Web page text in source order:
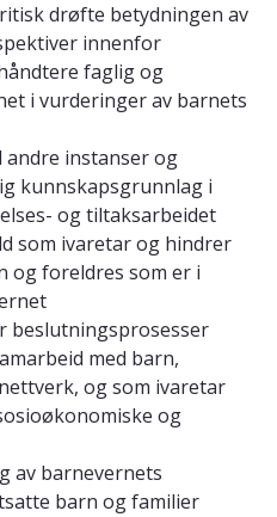
drøfte betydningen av
innenfor
faglig og
i vurderinger av barnets
andre instanser og
kunnskapsgrunnlag i
og tiltaksarbeidet
som ivaretar og hindrer
og foreldres som er i
beslutningsprosesser
med barn,
og som ivaretar
og
av barnevernets
barn og familier